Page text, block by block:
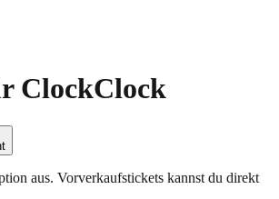
ClockClock
aus. Vorverkaufstickets kannst du direkt